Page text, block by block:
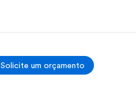
Solicite um orçamento